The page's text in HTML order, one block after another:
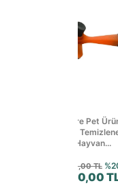
Welfare Pet
Otomatik
Hayvan...
150,00 TL
120,00